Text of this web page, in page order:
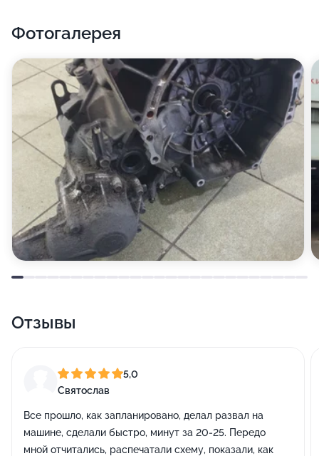
Фотогалерея
Отзывы
5,0
Святослав
Все прошло, как запланировано, делал развал на
машине, сделали быстро, минут за 20-25. Передо
мной отчитались, распечатали схему, показали, как